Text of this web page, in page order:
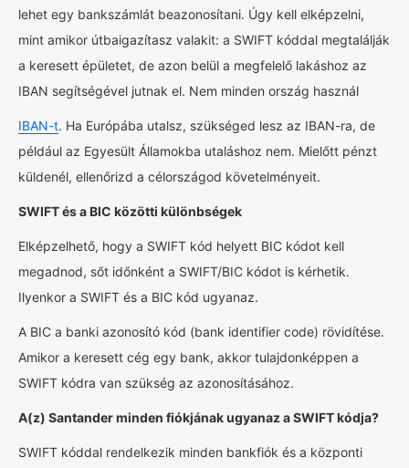
lehet egy bankszámlát beazonosítani. Úgy kell elképzelni,
mint amikor útbaigazítasz valakit: a SWIFT kóddal megtalálják
a keresett épületet, de azon belül a megfelelő lakáshoz az
IBAN segítségével jutnak el. Nem minden ország használ
IBAN-t. Ha Európába utalsz, szükséged lesz az IBAN-ra, de
például az Egyesült Államokba utaláshoz nem. Mielőtt pénzt
küldenél, ellenőrizd a célországod követelményeit.
SWIFT és a BIC közötti különbségek
Elképzelhető, hogy a SWIFT kód helyett BIC kódot kell
megadnod, sőt időnként a SWIFT/BIC kódot is kérhetik.
Ilyenkor a SWIFT és a BIC kód ugyanaz.
A BIC a banki azonosító kód (bank identifier code) rövidítése.
Amikor a keresett cég egy bank, akkor tulajdonképpen a
SWIFT kódra van szükség az azonosításához.
A(z) Santander minden fiókjának ugyanaz a SWIFT kódja?
SWIFT kóddal rendelkezik minden bankfiók és a központi